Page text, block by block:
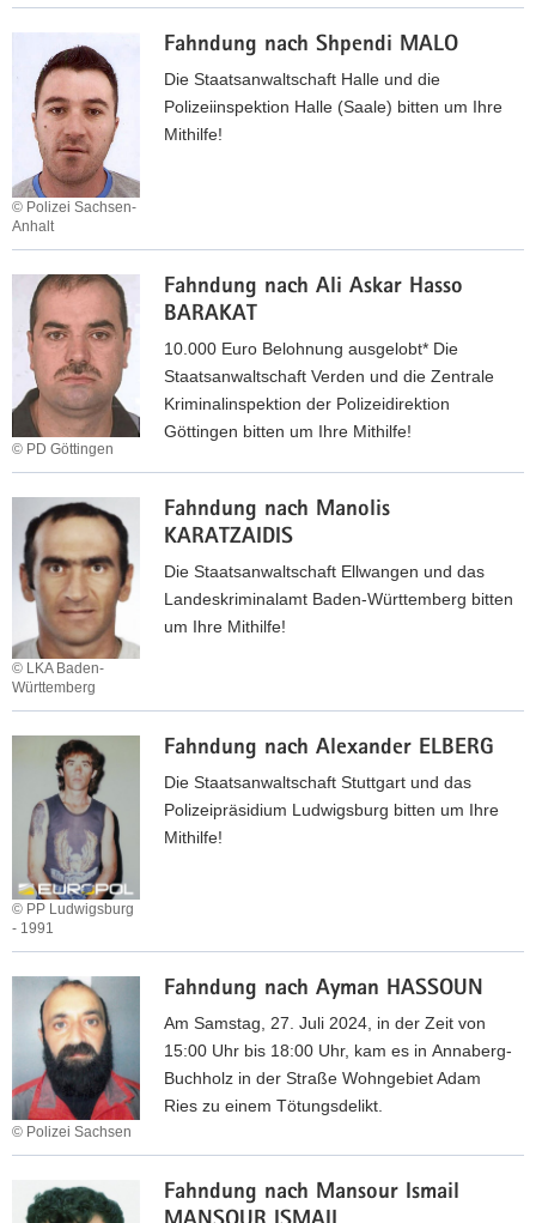
O
g
a
c
h
M
o
h
a
m
a
d
S
u
l
i
a
n
N
I
Y
A
Z
e
r
a
i
o
N
D
G
A
M
E
Fahndung nach Sh­pen­di MALO
© Polizei Sachsen-
Anhalt
Die Staatsanwaltschaft Halle und die
Polizeiinspektion Halle (Saale) bitten um Ihre
Mithilfe!
a
h
n
d
u
n
g
a
c
h
S
h
­
p
i
M
A
L
O
Fahndung nach Ali Askar Hasso
BARAKAT
© PD Göttingen
10.000 Euro Belohnung ausgelobt* Die
Staatsanwaltschaft Verden und die Zentrale
Kriminalinspektion der Polizeidirektion
Göttingen bitten um Ihre Mithilfe!
a
h
n
d
u
n
g
a
A
A
s
k
a
r
H
a
s
s
A
Fahndung nach Manolis
KARATZAIDIS
© LKA Baden-
Württemberg
Die Staatsanwaltschaft Ellwangen und das
Landeskriminalamt Baden-Württemberg bitten
um Ihre Mithilfe!
n
d
u
n
g
c
h
M
a
n
o
i
s
Fahndung nach Alexander ELBERG
© PP Ludwigsburg
- 1991
Die Staatsanwaltschaft Stuttgart und das
Polizeipräsidium Ludwigsburg bitten um Ihre
Mithilfe!
h
n
d
u
n
g
a
Fahndung nach Ayman HASSOUN
© Polizei Sachsen
Am Samstag, 27. Juli 2024, in der Zeit von
15:00 Uhr bis 18:00 Uhr, kam es in Annaberg-
Buchholz in der Straße Wohngebiet Adam
Ries zu einem Tötungsdelikt.
a
Fahndung nach Man­sour Is­mail